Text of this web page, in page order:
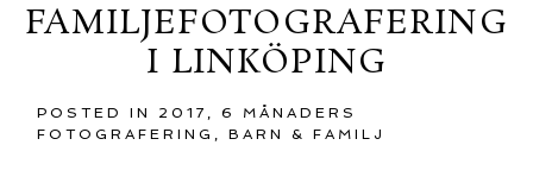
FAMILJEFOTOGRAFERING
I LINKÖPING
POSTED IN 2017 ,6 MÅNADERS
FOTOGRAFERING ,BARN & FAMILJ